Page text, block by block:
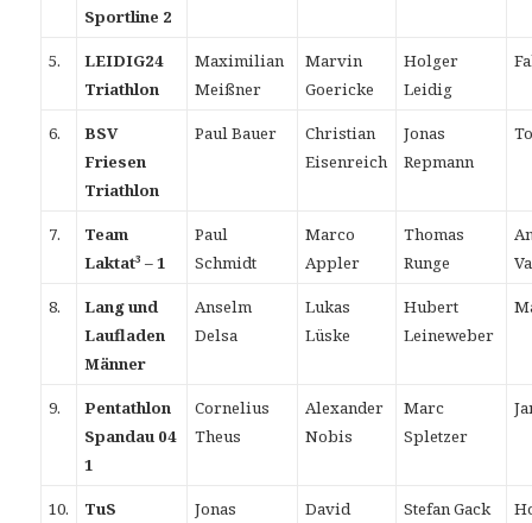
Sportline 2
5.
LEIDIG24
Triathlon
Maximilian
Meißner
Marvin
Goericke
Holger
Leidig
6.
BSV
Friesen
Triathlon
Paul Bauer
Christian
Eisenreich
Jonas
Repmann
7.
Team
Laktat³ – 1
Paul
Schmidt
Marco
Appler
Thomas
Runge
8.
Lang und
Laufladen
Männer
Anselm
Delsa
Lukas
Lüske
Hubert
Leineweber
9.
Pentathlon
Spandau 04
1
Cornelius
Theus
Alexander
Nobis
Marc
Spletzer
10. TuS Jonas David Stefan Gack